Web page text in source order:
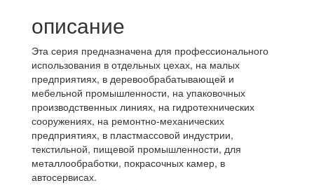
описание
Эта серия предназначена для профессионального
использования в отдельных цехах, на малых
предприятиях, в деревообрабатывающей и
мебельной промышленности, на упаковочных
производственных линиях, на гидротехнических
сооружениях, на ремонтно-механических
предприятиях, в пластмассовой индустрии,
текстильной, пищевой промышленности, для
металлообработки, покрасочных камер, в
автосервисах.